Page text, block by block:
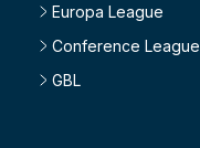
Europa League
Conference League
GBL